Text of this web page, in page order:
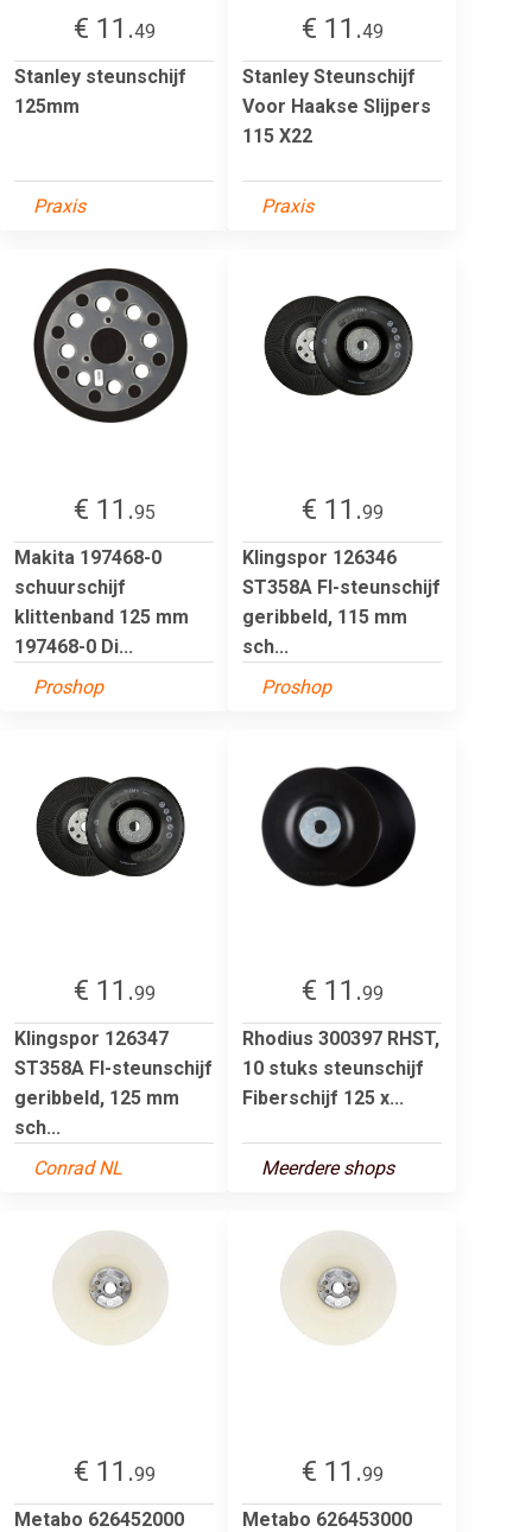
€ 11.49
Stanley steunschijf
125mm
Praxis
€ 11.49
Stanley Steunschijf
Voor Haakse Slijpers
115 X22
Praxis
€ 11.95
Makita 197468-0
schuurschijf
klittenband 125 mm
197468-0 Di...
Proshop
€ 11.99
Klingspor 126346
ST358A FI-steunschijf
geribbeld, 115 mm
sch...
Proshop
€ 11.99
Klingspor 126347
ST358A FI-steunschijf
geribbeld, 125 mm
sch...
Conrad NL
€ 11.99
Rhodius 300397 RHST,
10 stuks steunschijf
Fiberschijf 125 x...
Meerdere shops
€ 11.99
Metabo 626452000
€ 11.99
Metabo 626453000